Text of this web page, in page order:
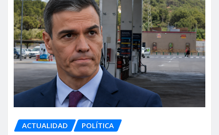
ACTUALIDAD POLÍTICA